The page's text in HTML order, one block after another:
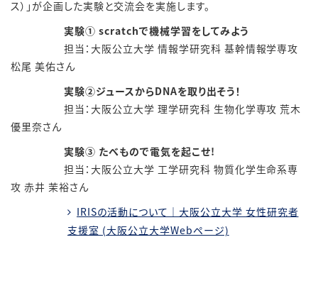
ス）」が企画した実験と交流会を実施します。
実験① scratchで機械学習をしてみよう
担当：大阪公立大学 情報学研究科 基幹情報学専攻
松尾 美佑さん
実験②ジュースからDNAを取り出そう！
担当：大阪公立大学 理学研究科 生物化学専攻 荒木
優里奈さん
実験③ たべもので電気を起こせ!
担当：大阪公立大学 工学研究科 物質化学生命系専
攻 赤井 茉裕さん
IRISの活動について｜大阪公立大学 女性研究者
支援室 (大阪公立大学Webページ)